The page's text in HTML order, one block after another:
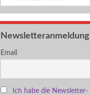
Newsletteranmeldung
Email
Ich habe die Newsletter-